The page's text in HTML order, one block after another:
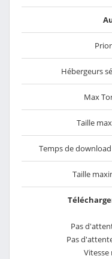
Hébergeurs
Max
Taille
Temps de
Taille
Pas
Pas